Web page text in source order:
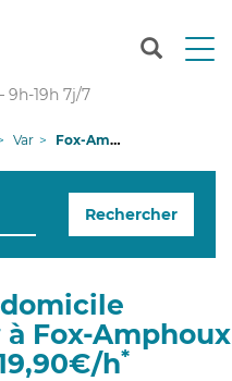
T
n
g
i
9h-19h 7j/7
Var Fox-Amphoux
Rechercher
à Fox-Amphoux
h*